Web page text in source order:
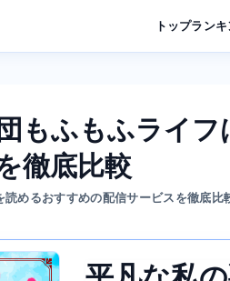
トップラン
もふもふライ
徹底比較
読めるおすすめの配信サービスを徹底